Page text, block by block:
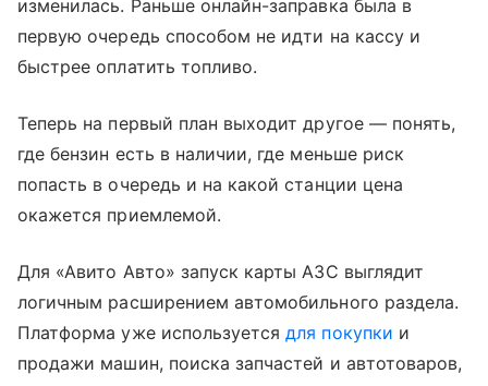
изменилась. Раньше онлайн-заправка была в
первую очередь способом не идти на кассу и
быстрее оплатить топливо.
Теперь на первый план выходит другое — понять,
где бензин есть в наличии, где меньше риск
попасть в очередь и на какой станции цена
окажется приемлемой.
Для «Авито Авто» запуск карты АЗС выглядит
логичным расширением автомобильного раздела.
Платформа уже используетсядля покупки и
продажи машин, поиска запчастей и автотоваров,